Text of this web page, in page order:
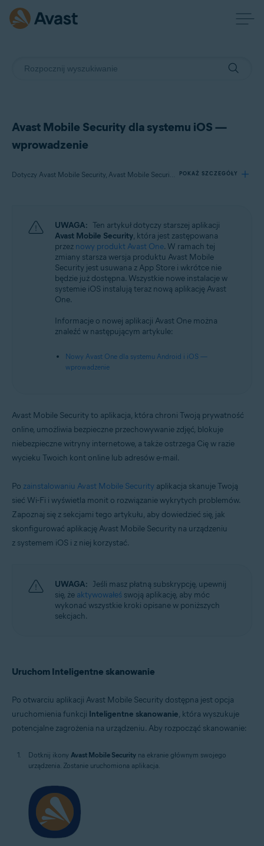
Avast Mobile Security dla systemu iOS —
wprowadzenie
Dotyczy Avast Mobile Security, Avast Mobile Security Premium, Avast Mobile Security Ultimate POKAŻ SZCZEGÓŁY
Avast Mobile Security
Avast Mobile Security Premium
Avast Mobile Security Ultimate
Systemy operacyjne:
UWAGA: Ten artykuł dotyczy starszej aplikacji
Avast Mobile Security, która jest zastępowana
przez nowy produkt Avast One. W ramach tej
zmiany starsza wersja produktu Avast Mobile
Security jest usuwana z App Store i wkrótce nie
będzie już dostępna. Wszystkie nowe instalacje w
systemie iOS instalują teraz nową aplikację Avast
One.
Informacje o nowej aplikacji Avast One można
znaleźć w następującym artykule:
Nowy Avast One dla systemu Android i iOS —
wprowadzenie
Avast Mobile Security to aplikacja, która chroni Twoją prywatność
online, umożliwia bezpieczne przechowywanie zdjęć, blokuje
niebezpieczne witryny internetowe, a także ostrzega Cię w razie
wycieku Twoich kont online lub adresów e-mail.
Po zainstalowaniu Avast Mobile Security aplikacja skanuje Twoją
sieć Wi-Fi i wyświetla monit o rozwiązanie wykrytych problemów.
Zapoznaj się z sekcjami tego artykułu, aby dowiedzieć się, jak
skonfigurować aplikację Avast Mobile Security na urządzeniu
z systemem iOS i z niej korzystać.
UWAGA: Jeśli masz płatną subskrypcję, upewnij
się, że aktywowałeś swoją aplikację, aby móc
wykonać wszystkie kroki opisane w poniższych
sekcjach.
Uruchom Inteligentne skanowanie
Po otwarciu aplikacji Avast Mobile Security dostępna jest opcja
uruchomienia funkcji Inteligentne skanowanie, która wyszukuje
potencjalne zagrożenia na urządzeniu. Aby rozpocząć skanowanie:
Dotknij ikony Avast Mobile Security na ekranie głównym swojego
urządzenia. Zostanie uruchomiona aplikacja.